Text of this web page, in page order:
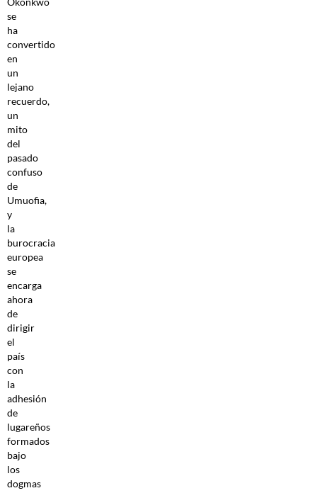
se
ha
convertido
en
un
lejano
recuerdo,
un
mito
del
pasado
confuso
de
Umuofia,
y
la
burocracia
europea
se
encarga
ahora
de
dirigir
el
país
con
la
adhesión
de
lugareños
formados
bajo
los
dogmas